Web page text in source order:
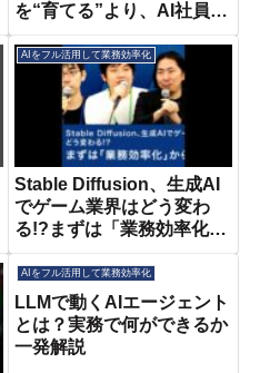
を“育てる”より、AI社員
AIをフル活用して業務効率化
Stable Diffusion、生成AI
でゲーム業界はどう変わ
る!?まずは「業務効率化」
AIをフル活用して業務効率化
LLMで動くAIエージェント
とは？実務で何ができるか
一発解説